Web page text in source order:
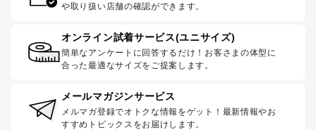
や取り扱い店舗の確認ができます。
オンライン試着サービス(ユニサイズ)
簡単なアンケートに回答するだけ！お客さまの体型に
合った最適なサイズをご提案します。
メールマガジンサービス
メルマガ登録でオトクな情報をゲット！最新情報やお
すすめトピックスをお届けします。